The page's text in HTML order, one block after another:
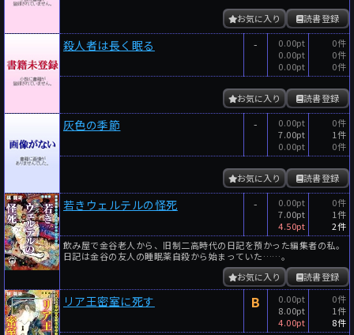
読書登録
お気に入り
殺人者は長く眠る -
0.00pt
0.00pt
0.00pt
0件
0件
0件
読書登録
お気に入り
灰色の季節 -
0.00pt
7.00pt
0.00pt
0件
1件
0件
読書登録
お気に入り
若きウェルテルの怪死 -
0.00pt
7.00pt
4.50pt
0件
1件
2件
飲み屋で金谷老人から、旧制二高時代の日記を預かった編集者の私。
日記は金谷の友人の睡眠薬自殺から始まっていた……。
読書登録
お気に入り
リア王密室に死す B
0.00pt
8.00pt
4.00pt
0件
1件
8件